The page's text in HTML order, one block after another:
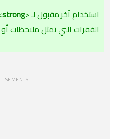
استخدام آخر مقبول لـ <strong
الفقرات التي تمثل ملاحظات